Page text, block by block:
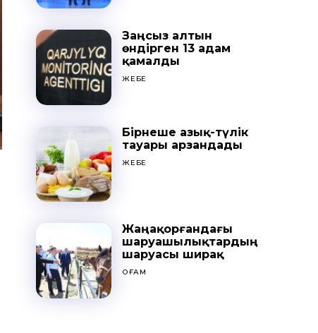
Заңсыз алтын
өндірген 13 адам
қамалды
ЖЕБЕ
Бірнеше азық-түлік
тауары арзандады
ЖЕБЕ
Жаңақорғандағы
шаруашылықтардың
шаруасы ширақ
ҚОҒАМ